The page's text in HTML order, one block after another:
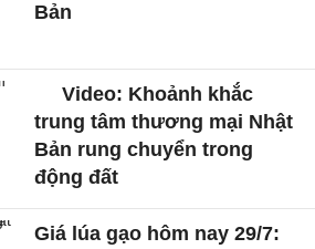
Bản
Video: Khoảnh khắc
trung tâm thương mại Nhật
Bản rung chuyển trong
động đất
Giá lúa gạo hôm nay 29/7: